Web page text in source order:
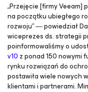
„Przejęcie [firmy
na początku ubiegłego
rozwoju” ― powiedział
wiceprezes ds. strategii
poinformowaliśmy o
v10 z ponad 150 nowymi
rynku rozwiązań do
postawiła wiele nowych
klientami i partnerami.